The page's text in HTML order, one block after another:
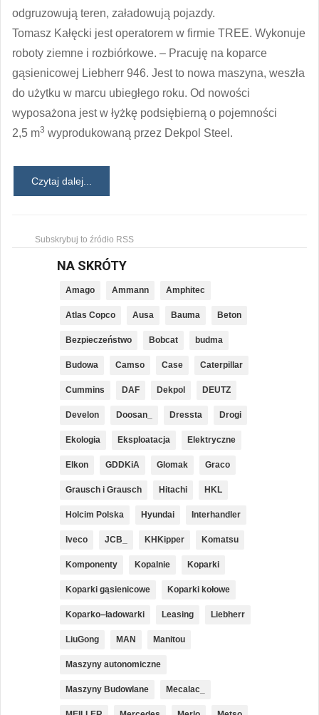
odgruzowują teren, załadowują pojazdy.
Tomasz Kałęcki jest operatorem w firmie TREE. Wykonuje
roboty ziemne i rozbiórkowe. – Pracuję na koparce
gąsienicowej Liebherr 946. Jest to nowa maszyna, weszła
do użytku w marcu ubiegłego roku. Od nowości
wyposażona jest w łyżkę podsiębierną o pojemności
2,5 m3 wyprodukowaną przez Dekpol Steel.
Czytaj dalej...
Subskrybuj to źródło RSS
NA SKRÓTY
Amago Ammann Amphitec
Atlas Copco Ausa Bauma Beton
Bezpieczeństwo Bobcat budma
Budowa Camso Case Caterpillar
Cummins DAF Dekpol DEUTZ
Develon Doosan_ Dressta Drogi
Ekologia Eksploatacja Elektryczne
Elkon GDDKiA Glomak Graco
Grausch i Grausch Hitachi HKL
Holcim Polska Hyundai Interhandler
Iveco JCB_ KHKipper Komatsu
Komponenty Kopalnie Koparki
Koparki gąsienicowe Koparki kołowe
Koparko–ładowarki Leasing Liebherr
LiuGong MAN Manitou
Maszyny autonomiczne
Maszyny Budowlane Mecalac_